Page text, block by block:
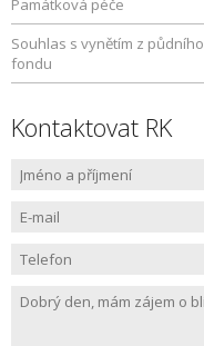
Památková péče
Souhlas s vynětím z půdního
fondu
Kontaktovat RK